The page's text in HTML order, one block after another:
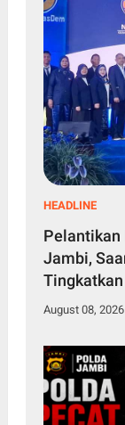
HEADLINE
Pelantikan
Jambi,
Tembus 4
August 08, 2026